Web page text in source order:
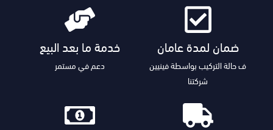
ضمان لمدة عامان
ف حالة التركيب بواسطة فينيين
شركتنا
خدمة ما بعد البيع
دعم في مستمر